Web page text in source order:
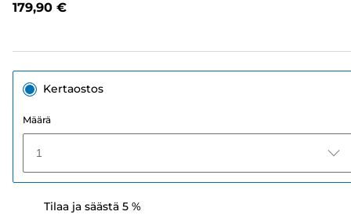
179,90 €
Kertaostos
Määrä
1
Tilaa ja säästä 5 %